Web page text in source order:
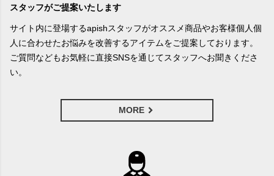
スタッフがご提案いたします
サイト内に登場するapishスタッフがオススメ商品やお客様個人個
人に合わせたお悩みを改善するアイテムをご提案しております。
ご質問などもお気軽に直接SNSを通じてスタッフへお聞きくださ
い。
MORE